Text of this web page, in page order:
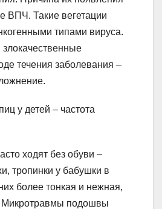
ВПЧ. Такие вегетации
типами вируса.
течения заболевания –
у детей – частота
ходят без обуви –
тропинки у бабушки в
более тонкая и нежная,
Микротравмы подошвы